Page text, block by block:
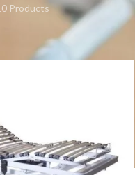
Products
Show 12